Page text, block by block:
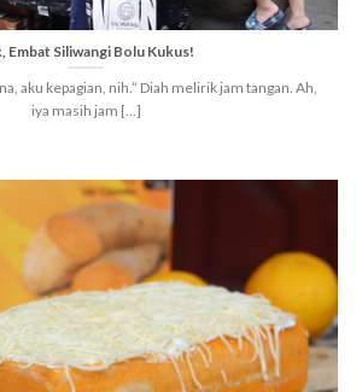
Embat Siliwangi Bolu Kukus!
aku kepagian, nih.” Diah melirik jam tangan. Ah,
iya masih jam [...]